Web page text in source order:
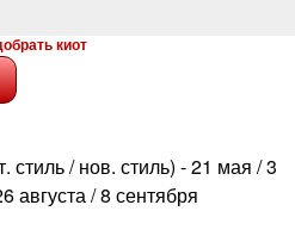
киот
/ нов. стиль) - 21 мая / 3
/ 8 сентября